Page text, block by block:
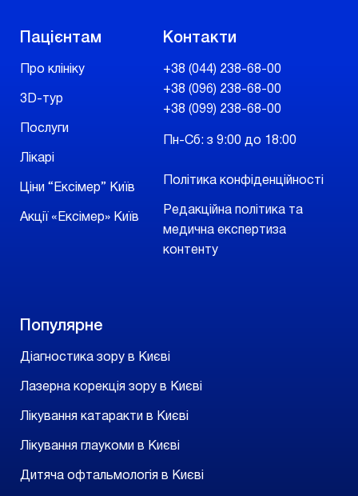
Пацієнтам
Про клініку
3D-тур
Послуги
Лікарі
Ціни “Ексімер” Київ
Акції «Ексімер» Київ
Контакти
+38 (044) 238-68-00
+38 (096) 238-68-00
+38 (099) 238-68-00
Пн-Сб: з 9:00 до 18:00
Політика конфіденційності
Редакційна політика та
медична експертиза
контенту
Популярне
Діагностика зору в Києві
Лазерна корекція зору в Києві
Лікування катаракти в Києві
Лікування глаукоми в Києві
Дитяча офтальмологія в Києві